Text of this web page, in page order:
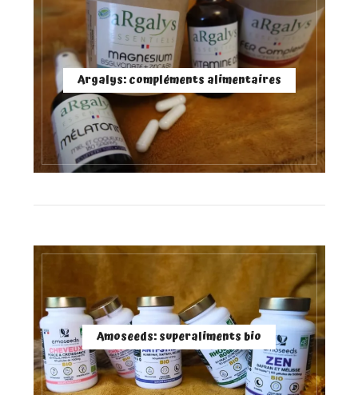
Argalys: compléments alimentaires
Amoseeds: superaliments bio